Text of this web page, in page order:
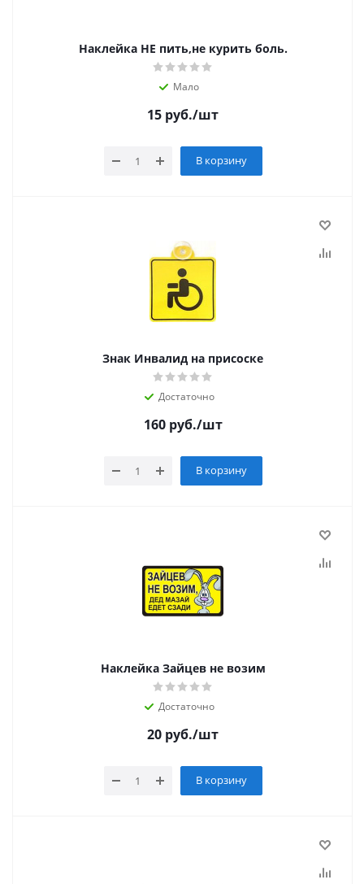
Наклейка НЕ пить,не курить боль.
Мало
15 руб./шт
В корзину
Знак Инвалид на присоске
Достаточно
160руб./шт
В корзину
Наклейка Зайцев не возим
Достаточно
20 руб./шт
В корзину